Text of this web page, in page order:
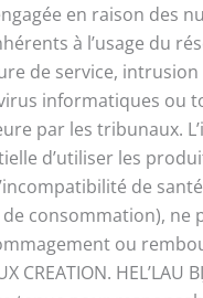
en raison des
à l’usage du
de service,
informatiques ou
par les tribunaux.
d’utiliser les
de
consommation), ne
ou
CREATION. HEL’LAU